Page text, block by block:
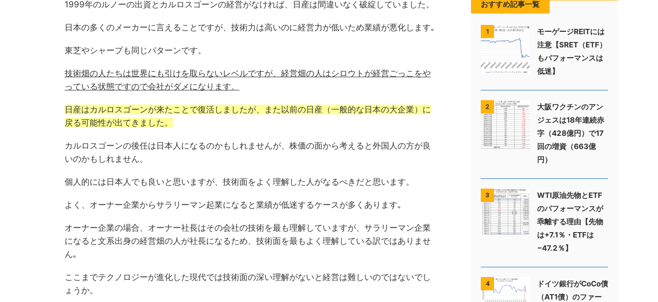
1999年のルノーの出資とカルロスゴーンの経営がなければ、日産は間違いなく破綻していました。
日本の多くのメーカーに言えることですが、技術力は高いのに経営力が低いため業績が悪化します｡
東芝やシャープも同じパターンです。
技術畑の人たちは世界にも引けを取らないレベルですが、経営畑の人はシロウトが経営ごっこをや
っている状態ですので会社がダメになります。
日産はカルロスゴーンが来たことで復活しましたが、また以前の日産（一般的な日本の大企業）に
戻る可能性が出てきました。
カルロスゴーンの後任は日本人になるのかもしれませんが、株価の面から考えると外国人の方が良
いのかもしれません。
個人的には日本人でも良いと思いますが、技術面をよく理解した人がなるべきだと思います。
よく、オーナー企業からサラリーマン起業になると業績が低迷するケースが多くあります｡
オーナー企業の場合、オーナー社長はその会社の技術を最も理解していますが、サラリーマン企業
になると文系出身の経営畑の人が社長になるため、技術面を最もよく理解している訳ではありませ
ん｡
ここまでテクノロジーが進化した現代では技術面の深い理解がないと経営は難しいのではないでし
ょうか。
おすすめ記事一覧
1
モーゲージREITには
注意【SRET（ETF）
もパフォーマンスは
低迷】
2
大阪ワクチンのアン
ジェスは18年連続赤
字（428億円）で17
回の増資（663億
円）
3
WTI原油先物とETF
のパフォーマンスが
乖離する理由【先物
は+7.1％・ETFは
−47.2％】
4
ドイツ銀行がCoCo債
（AT1債）のファー